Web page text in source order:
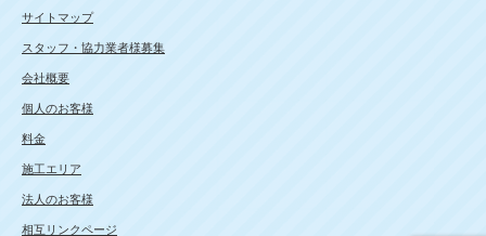
サイトマップ
スタッフ・協力業者様募集
会社概要
個人のお客様
料金
施工エリア
法人のお客様
相互リンクページ